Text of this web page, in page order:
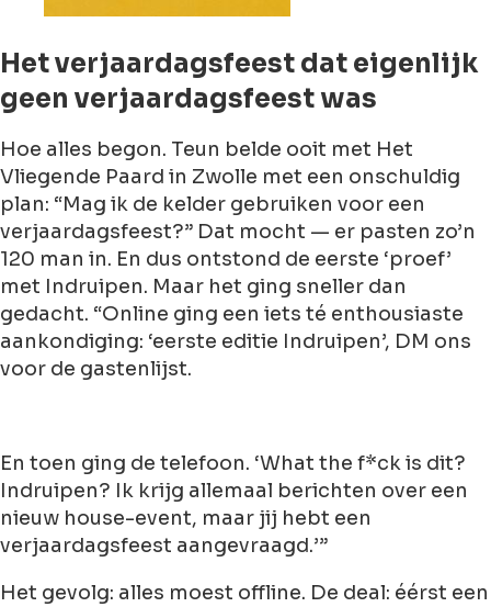
Het verjaardagsfeest dat eigenlijk
geen verjaardagsfeest was
Hoe alles begon. Teun belde ooit met Het
Vliegende Paard in Zwolle met een onschuldig
plan: “Mag ik de kelder gebruiken voor een
verjaardagsfeest?” Dat mocht — er pasten zo’n
120 man in. En dus ontstond de eerste ‘proef’
met Indruipen. Maar het ging sneller dan
gedacht. “Online ging een iets té enthousiaste
aankondiging: ‘eerste editie Indruipen’, DM ons
voor de gastenlijst.
En toen ging de telefoon. ‘What the f*ck is dit?
Indruipen? Ik krijg allemaal berichten over een
nieuw house-event, maar jij hebt een
verjaardagsfeest aangevraagd.’”
Het gevolg: alles moest offline. De deal: éérst een